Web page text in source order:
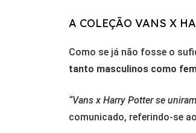
A COLEÇÃO VANS X
Como se já não fosse o
tanto masculinos como
“Vans x Harry Potter se
comunicado, referindo-se